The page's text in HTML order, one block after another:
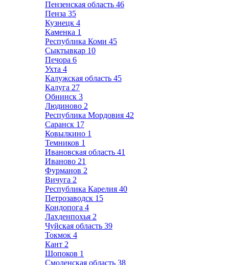
Пензенская область 46
Пенза 35
Кузнецк 4
Каменка 1
Республика Коми 45
Сыктывкар 10
Печора 6
Ухта 4
Калужская область 45
Калуга 27
Обнинск 3
Людиново 2
Республика Мордовия 42
Саранск 17
Ковылкино 1
Темников 1
Ивановская область 41
Иваново 21
Фурманов 2
Вичуга 2
Республика Карелия 40
Петрозаводск 15
Кондопога 4
Лахденпохья 2
Чуйская область 39
Токмок 4
Кант 2
Шопоков 1
Смоленская область 38